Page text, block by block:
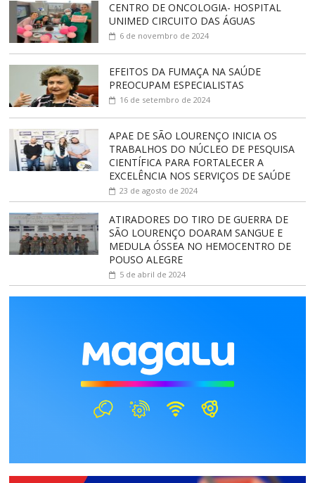
CENTRO DE ONCOLOGIA- HOSPITAL
UNIMED CIRCUITO DAS ÁGUAS
6 de novembro de 2024
EFEITOS DA FUMAÇA NA SAÚDE
PREOCUPAM ESPECIALISTAS
16 de setembro de 2024
APAE DE SÃO LOURENÇO INICIA OS
TRABALHOS DO NÚCLEO DE PESQUISA
CIENTÍFICA PARA FORTALECER A
EXCELÊNCIA NOS SERVIÇOS DE SAÚDE
23 de agosto de 2024
ATIRADORES DO TIRO DE GUERRA DE
SÃO LOURENÇO DOARAM SANGUE E
MEDULA ÓSSEA NO HEMOCENTRO DE
POUSO ALEGRE
5 de abril de 2024